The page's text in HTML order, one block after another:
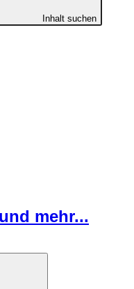
Inhalt suchen
mehr...